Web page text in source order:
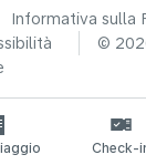
Informativa sulla
©
Check-